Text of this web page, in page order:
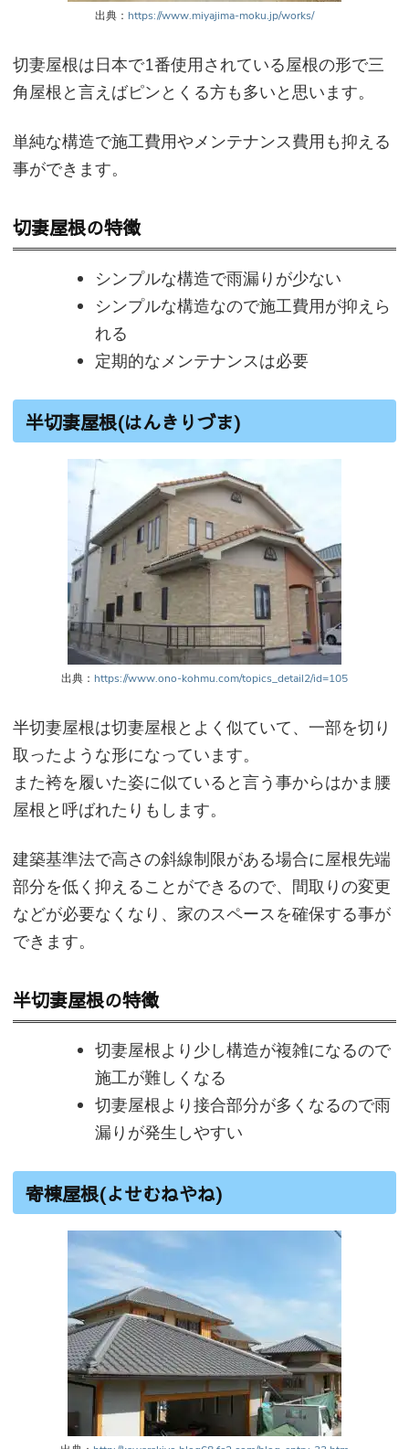
出典： https://www.miyajima-moku.jp/works/
切妻屋根は日本で1番使用されている屋根の形で三
角屋根と言えばピンとくる方も多いと思います。
単純な構造で施工費用やメンテナンス費用も抑える
事ができます。
切妻屋根の特徴
シンプルな構造で雨漏りが少ない
シンプルな構造なので施工費用が抑えら
れる
定期的なメンテナンスは必要
半切妻屋根(はんきりづま)
出典： https://www.ono-kohmu.com/topics_detail2/id=105
半切妻屋根は切妻屋根とよく似ていて、一部を切り
取ったような形になっています。
また袴を履いた姿に似ていると言う事からはかま腰
屋根と呼ばれたりもします。
建築基準法で高さの斜線制限がある場合に屋根先端
部分を低く抑えることができるので、間取りの変更
などが必要なくなり、家のスペースを確保する事が
できます。
半切妻屋根の特徴
切妻屋根より少し構造が複雑になるので
施工が難しくなる
切妻屋根より接合部分が多くなるので雨
漏りが発生しやすい
寄棟屋根(よせむねやね)